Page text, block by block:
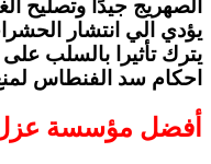
الصهريج جيدًا وتصليح
يؤدي الي انتشار
يترك تأثيرا بالسلب
احكام سد الفنطاس
أفضل مؤسسة عزل